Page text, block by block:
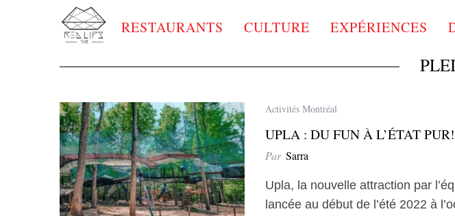
RESTAURANTS CULTURE EXPÉRIENCES
Activités Montréal
UPLA : DU FUN À L’ÉTAT PUR!
Par Sarra
Upla, la nouvelle attraction par
lancée au début de l’été 2022 à